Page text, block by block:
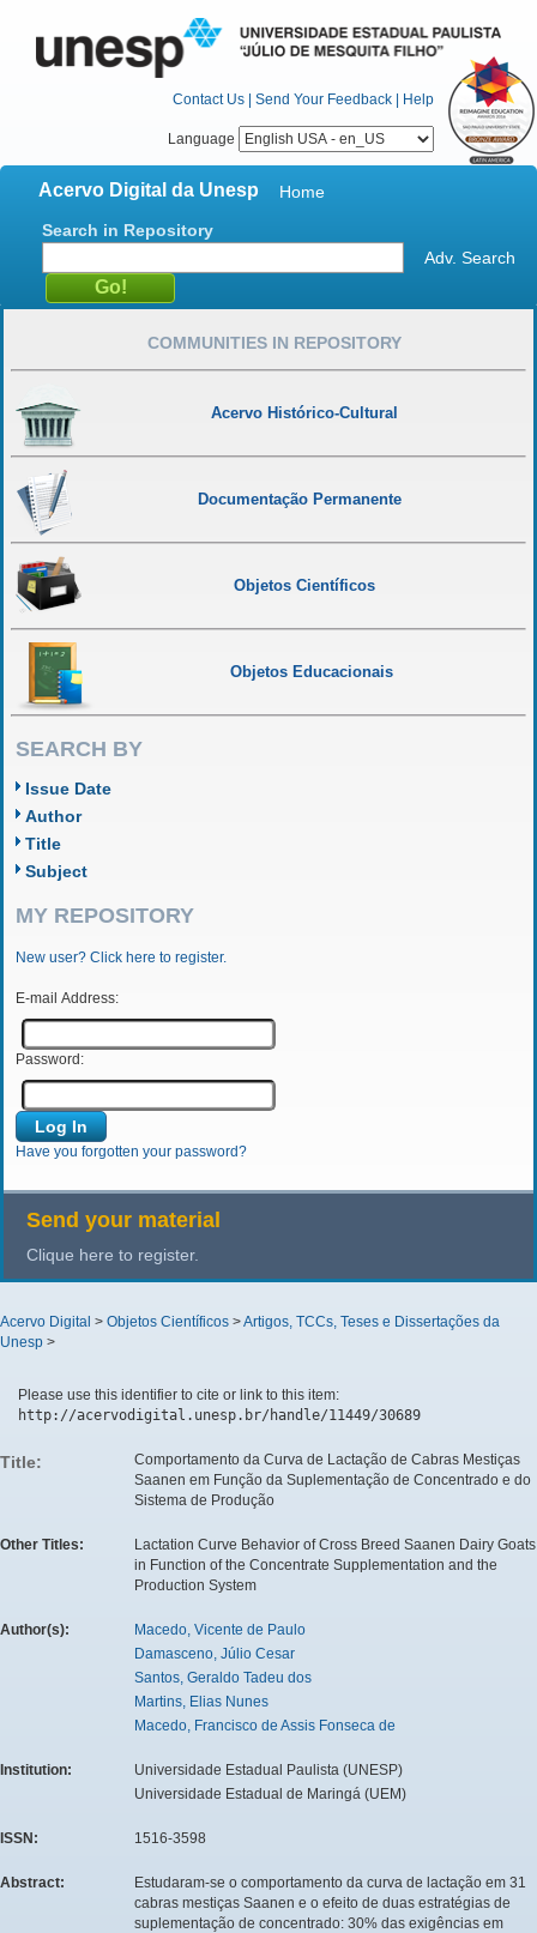
Contact Us | Send Your Feedback | Help
Language
Acervo Digital da Unesp
Home
Search in Repository
Adv. Search
COMMUNITIES IN REPOSITORY
Acervo Histórico-Cultural
Documentação Permanente
Objetos Científicos
Objetos Educacionais
SEARCH BY
Issue Date
Author
Title
Subject
MY REPOSITORY
New user? Click here to register.
E-mail Address:
Password:
Have you forgotten your password?
Send your material
Clique here to register.
Acervo Digital > Objetos Científicos >Artigos, TCCs, Teses e Dissertações da
Unesp >
Please use this identifier to cite or link to this item:
http://acervodigital.unesp.br/handle/11449/30689
Title:
Comportamento da Curva de Lactação de Cabras Mestiças
Saanen em Função da Suplementação de Concentrado e do
Sistema de Produção
Other Titles:
Lactation Curve Behavior of Cross Breed Saanen Dairy Goats
in Function of the Concentrate Supplementation and the
Production System
Author(s):
Macedo, Vicente de Paulo
Damasceno, Júlio Cesar
Santos, Geraldo Tadeu dos
Martins, Elias Nunes
Macedo, Francisco de Assis Fonseca de
Institution:
Universidade Estadual Paulista (UNESP)
Universidade Estadual de Maringá (UEM)
ISSN: 1516-3598
Abstract:
Estudaram-se o comportamento da curva de lactação em 31
cabras mestiças Saanen e o efeito de duas estratégias de
suplementação de concentrado: 30% das exigências em